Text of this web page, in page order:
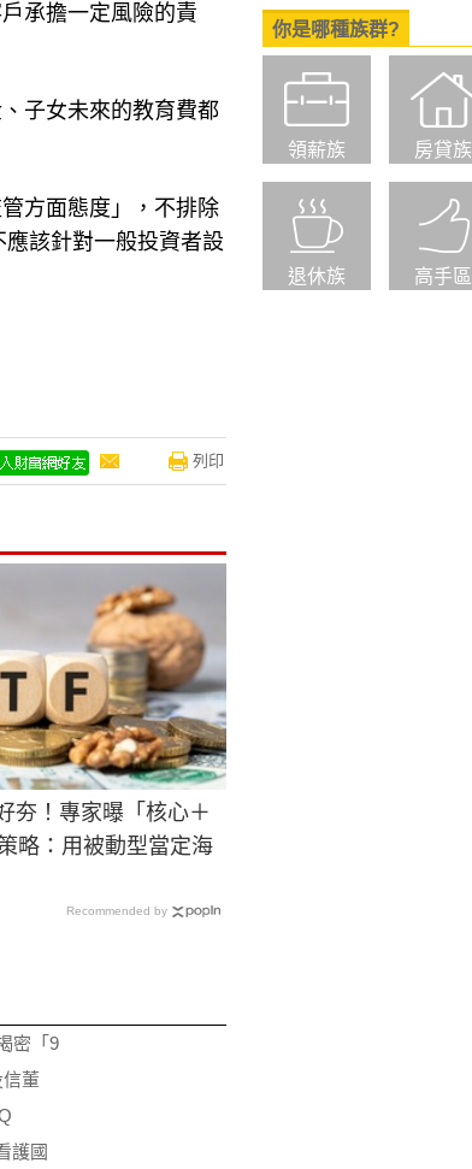
承擔一定風險的責
子女未來的教育費都
方面態度」，不排除
該針對一般投資者設
列印
夯！專家曝「核心＋
略：用被動型當定海
Recommended by
密「9
信董
護國
你是哪種族群?
領薪族 房貸族
退休族 高手區